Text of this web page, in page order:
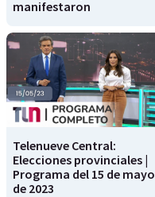
manifestaron
Telenueve Central:
Elecciones provinciales |
Programa del 15 de mayo
de 2023